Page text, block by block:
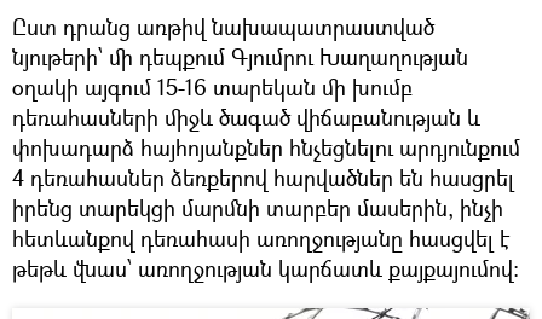
Ըստ դրանց առթիվ նախապատրաստված
նյութերի՝ մի դեպքում Գյումրու Խաղաղության
օղակի այգում 15-16 տարեկան մի խումբ
դեռահասների միջև ծագած վիճաբանության և
փոխադարձ հայհոյանքներ հնչեցնելու արդյունքում
4 դեռահասներ ձեռքերով հարվածներ են հասցրել
իրենց տարեկցի մարմնի տարբեր մասերին, ինչի
հետևանքով դեռահասի առողջությանը հասցվել է
թեթև վնաս՝ առողջության կարճատև քայքայումով: